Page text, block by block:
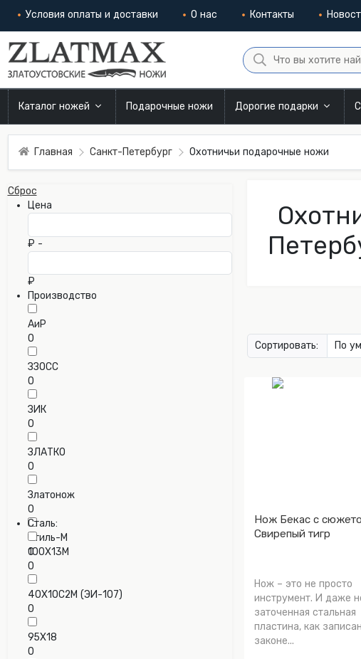
Условия оплаты и доставки О нас Контакты
Каталог ножей Подарочные ножи Дорогие подарки
Главная Санкт-Петербург Охотничьи подарочные ножи
Сброс
Цена
₽ -
₽
Производство
АиР
0
ЗЗОСС
0
ЗИК
0
ЗЛАТКО
0
Златонож
0
Стиль-М
0
Сталь:
100Х13М
0
40Х10С2М (ЭИ-107)
0
95Х18
0
Сортировать:
Нож Бекас с
Свирепый тигр
Нож – это не просто
инструмент. И даже
заточенная стальная
пластина, как
законе...